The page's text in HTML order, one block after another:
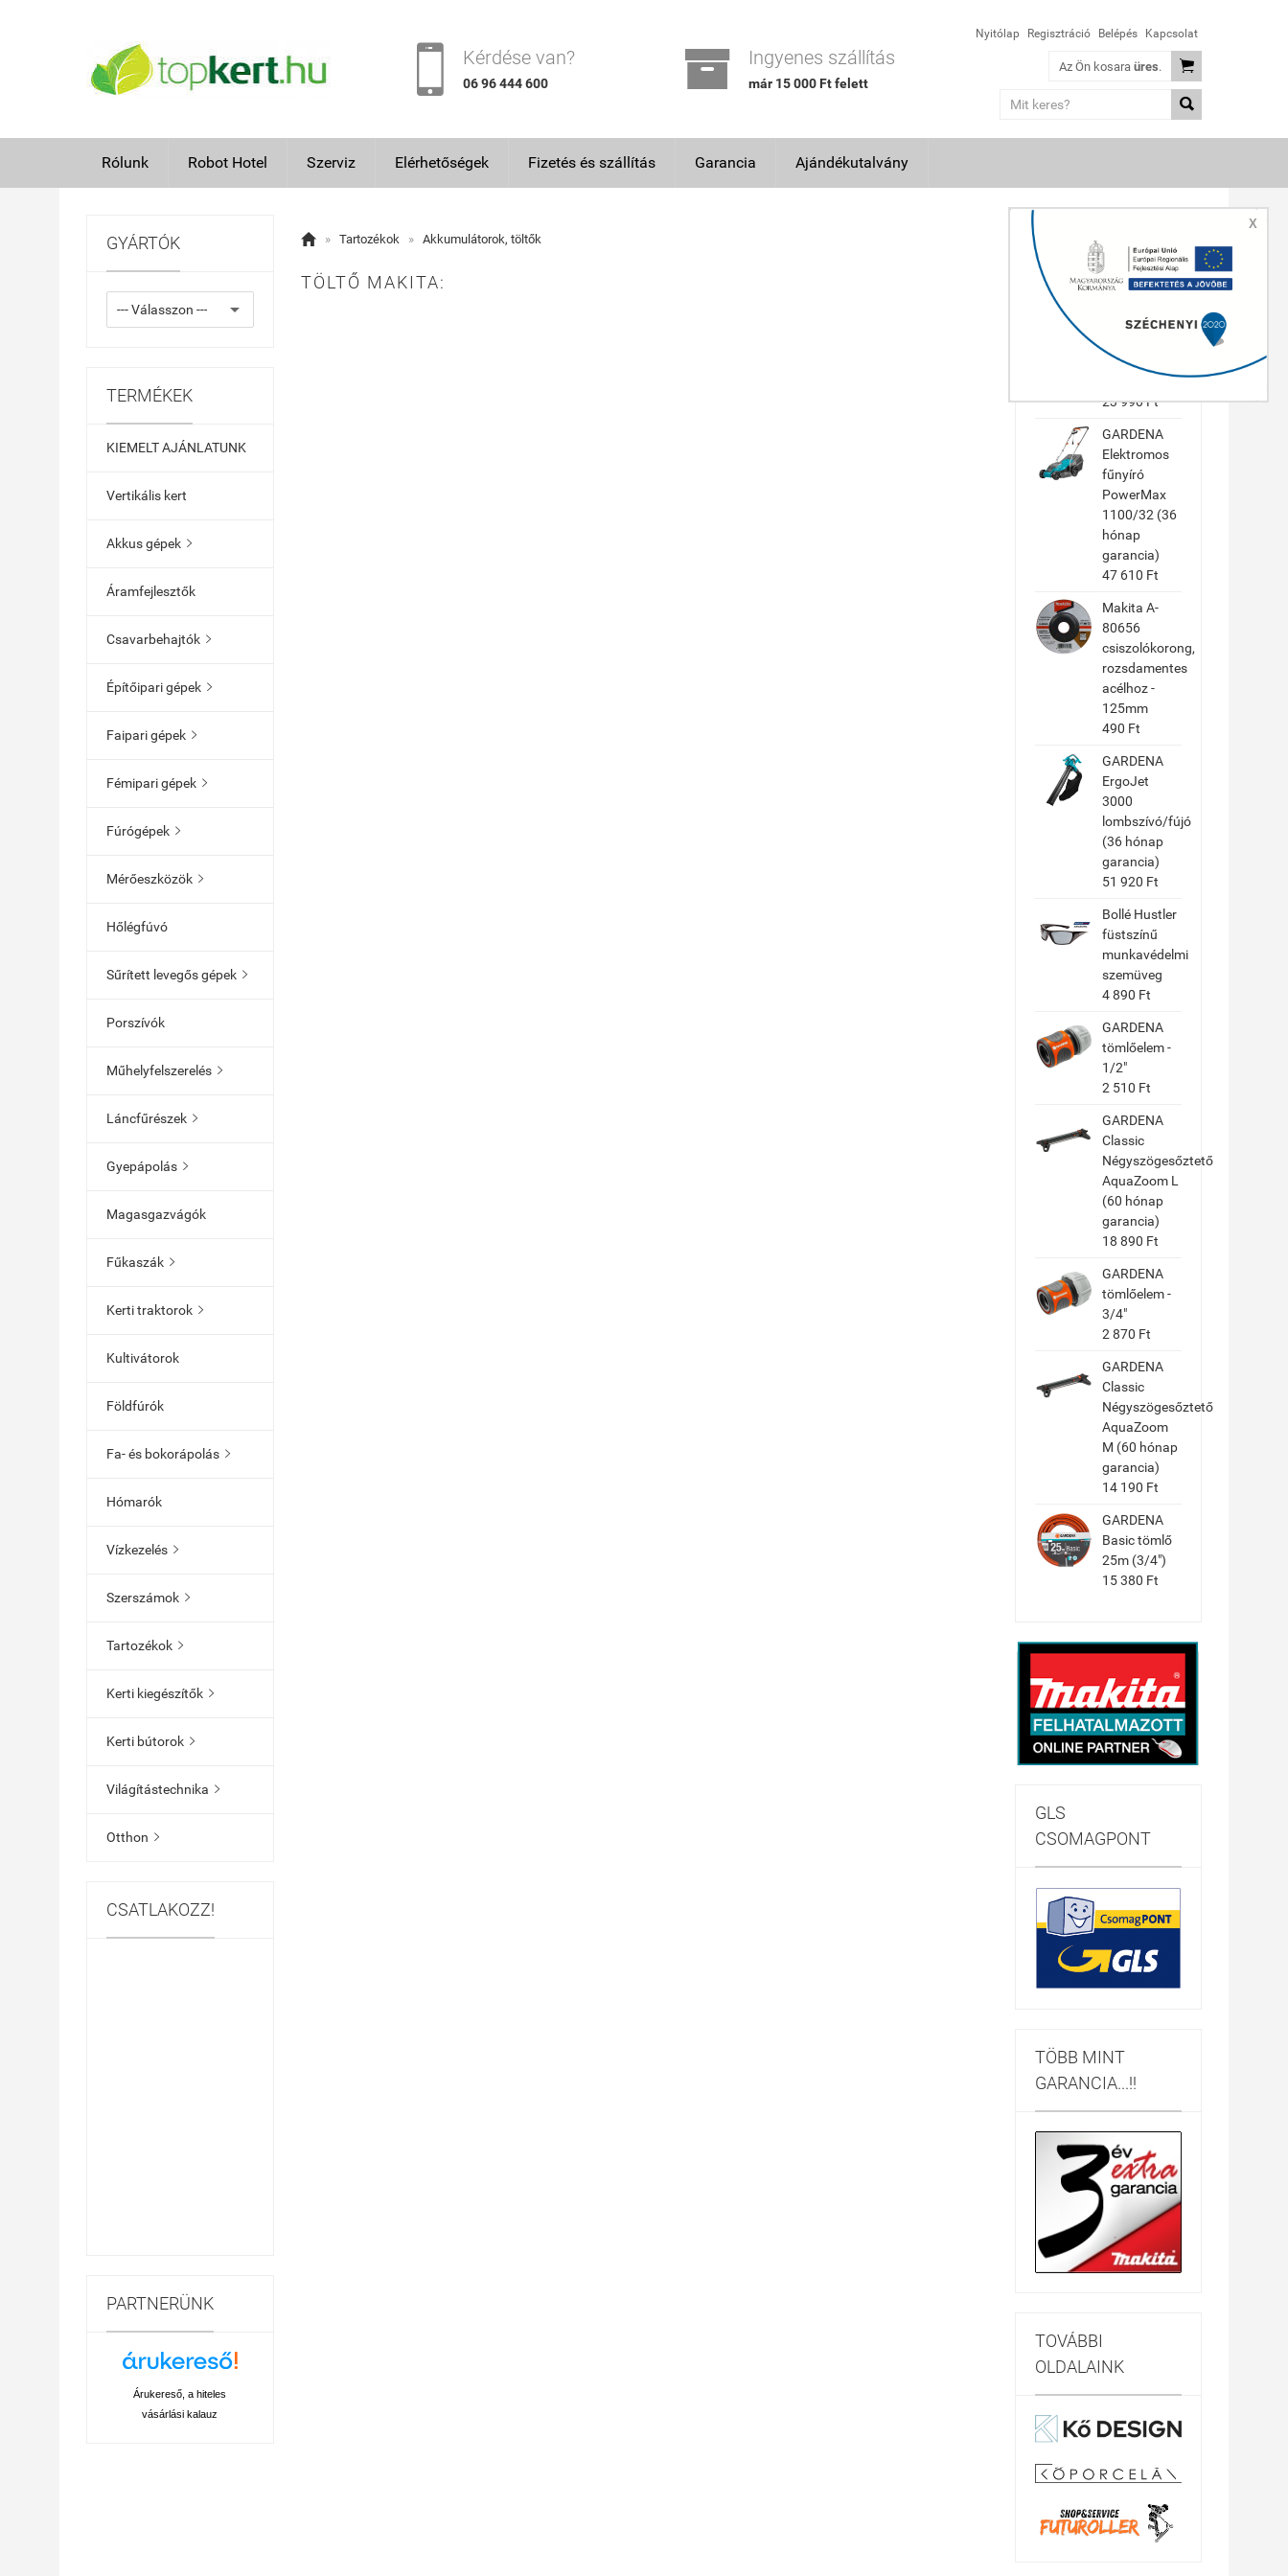
 Kérdése van?
06 96 444 600  Ingyenes szállítás
már 15 000 Ft felett
Nyitólap Regisztráció Belépés Kapcsolat
Az Ön kosara üres.


Rólunk Robot Hotel Szerviz Elérhetőségek Fizetés és szállítás Garancia Ajándékutalvány
GYÁRTÓK
TERMÉKEK
KIEMELT AJÁNLATUNK
Vertikális kert
Akkus gépek 
Áramfejlesztők
Csavarbehajtók 
Építőipari gépek 
Faipari gépek 
Fémipari gépek 
Fúrógépek 
Mérőeszközök 
Hőlégfúvó
Sűrített levegős gépek 
Porszívók
Műhelyfelszerelés 
Láncfűrészek 
Gyepápolás 
Magasgazvágók
Fűkaszák 
Kerti traktorok 
Kultivátorok
Földfúrók
Fa- és bokorápolás 
Hómarók
Vízkezelés 
Szerszámok 
Tartozékok 
Kerti kiegészítők 
Kerti bútorok 
Világítástechnika 
Otthon 
CSATLAKOZZ!
PARTNERÜNK
Árukereső, a hiteles
vásárlási kalauz
 » Tartozékok » Akkumulátorok, töltők
TÖLTŐ MAKITA:
TOP TERMÉKEK
GA5030R
(36 hónap
23 990 Ft
GARDENA
Elektromos
fűnyíró
PowerMax
1100/32 (36
hónap
garancia)
47 610 Ft
Makita A-
80656
csiszolókorong,
rozsdamentes
acélhoz -
125mm
490 Ft
GARDENA
ErgoJet
3000
lombszívó/fújó
(36 hónap
garancia)
51 920 Ft
Bollé Hustler
füstszínű
munkavédelmi
szemüveg
4 890 Ft
GARDENA
tömlőelem -
1/2"
2 510 Ft
GARDENA
Classic
Négyszögesőztető
AquaZoom L
(60 hónap
garancia)
18 890 Ft
GARDENA
tömlőelem -
3/4"
2 870 Ft
GARDENA
Classic
Négyszögesőztető
AquaZoom
M (60 hónap
garancia)
14 190 Ft
GARDENA
Basic tömlő
25m (3/4")
15 380 Ft
GLS
CSOMAGPONT
TÖBB MINT
GARANCIA...!!
TOVÁBBI
OLDALAINK
X